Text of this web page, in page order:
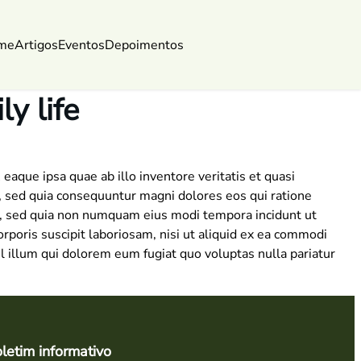
ArtigosEventosDepoimentos
life
ipsa quae ab illo inventore veritatis et quasi
quia consequuntur magni dolores eos qui ratione
quia non numquam eius modi tempora incidunt ut
suscipit laboriosam, nisi ut aliquid ex ea commodi
illum qui dolorem eum fugiat quo voluptas nulla pariatur
informativo